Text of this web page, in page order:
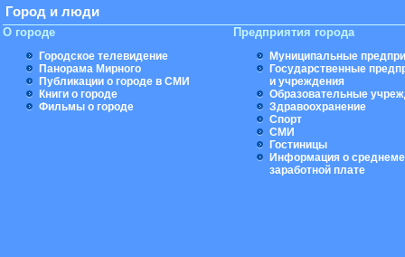
Город и люди
О городе
Городское телевидение
Панорама Мирного
Публикации о городе в СМИ
Книги о городе
Фильмы о городе
Предприятия города
Муниципальные
Государственные
и учреждения
Образовательные
Здравоохранение
Спорт
СМИ
Гостиницы
Информация о
заработной плате